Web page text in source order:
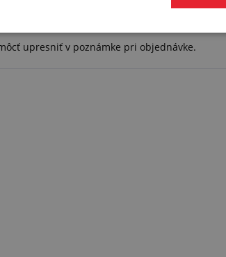
upresniť v poznámke pri objednávke.